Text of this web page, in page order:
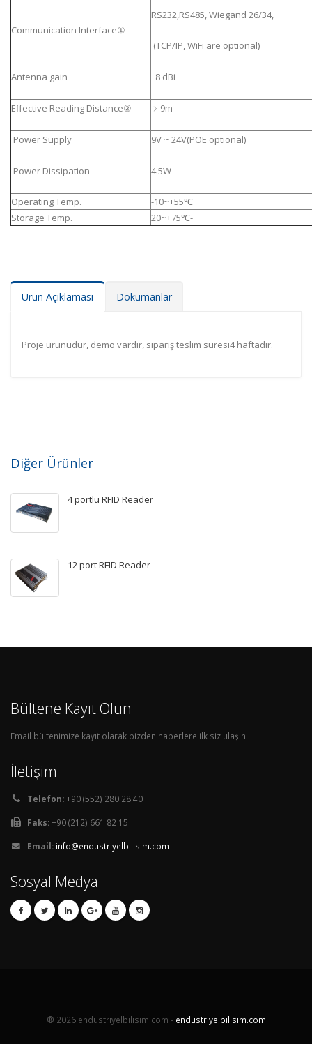
Communication Interface①
RS232,RS485, Wiegand 26/34,
(TCP/IP, WiFi are optional)
Antenna gain 8 dBi
Effective Reading Distance② ﹥9m
Power Supply 9V ~ 24V(POE optional)
Power Dissipation 4.5W
Operating Temp.
-10~+55℃
Storage Temp.
20~+75℃-
Ürün Açıklaması Dökümanlar
Proje ürünüdür, demo vardır, sipariş teslim süresi4 haftadır.
Diğer Ürünler
4 portlu RFID Reader
12 port RFID Reader
Bültene Kayıt Olun
Email bültenimize kayıt olarak bizden haberlere ilk siz ulaşın.
İletişim
Telefon:+90 (552) 280 28 40
Faks:+90 (212) 661 82 15
Email: info@endustriyelbilisim.com
Sosyal Medya
® 2026 endustriyelbilisim.com - endustriyelbilisim.com